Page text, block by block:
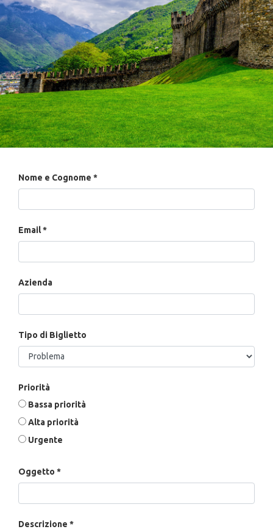
Nome e Cognome
Email
Azienda
Tipo di Biglietto
Priorità
Bassa priorità
Alta priorità
Urgente
Oggetto
Descrizione